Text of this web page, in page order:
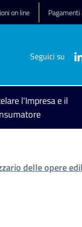
on line Pagamenti
Seguici su
l'Impresa e il
delle opere